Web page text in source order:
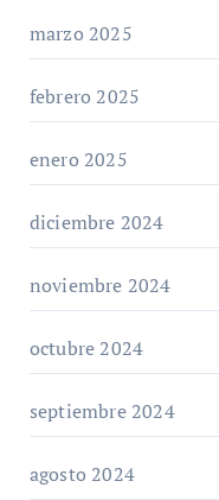
marzo 2025
febrero 2025
enero 2025
diciembre 2024
noviembre 2024
octubre 2024
septiembre 2024
agosto 2024